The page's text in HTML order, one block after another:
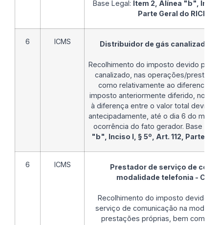
Base Legal: Item 2, Alínea "b",
Parte Geral do RICMS/
6 ICMS Distribuidor de gás canalizado -
Recolhimento do imposto devido pelo
canalizado, nas operações/
como relativamente ao diferencial
imposto anteriormente diferido, no
à diferença entre o valor total devido
antecipadamente, até o dia 6 do mês
ocorrência do fato gerador. Base
"b", Inciso I, § 5º, Art. 112, Parte
6 ICMS
Prestador de serviço de
modalidade telefonia -
Recolhimento do imposto devido
serviço de comunicação na
prestações próprias, bem como